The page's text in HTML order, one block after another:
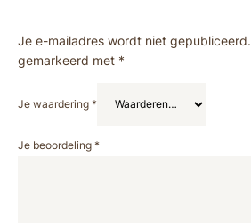
Je e-mailadres wordt niet gepubliceerd.
gemarkeerd met *
Je waardering *
Je beoordeling *